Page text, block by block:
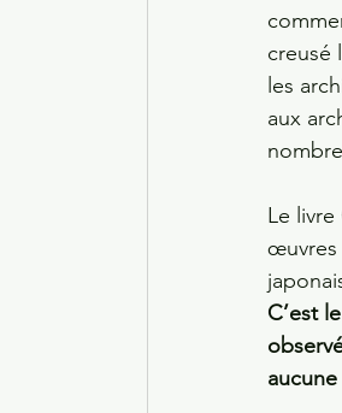
creusé
les
aux
Le
œuvres
C’est